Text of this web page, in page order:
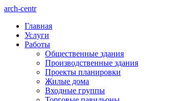
arch-centr
Главная
Услуги
Работы
Общественные здания
Производственные здания
Проекты планировки
Жилые дома
Входные группы